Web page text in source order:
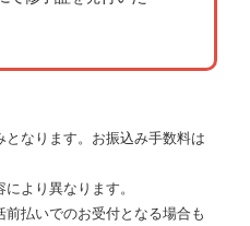
なります。お振込み手数料は
より異なります。
払いでのお受付となる場合も